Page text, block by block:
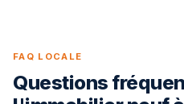
FAQ LOCALE
Questions